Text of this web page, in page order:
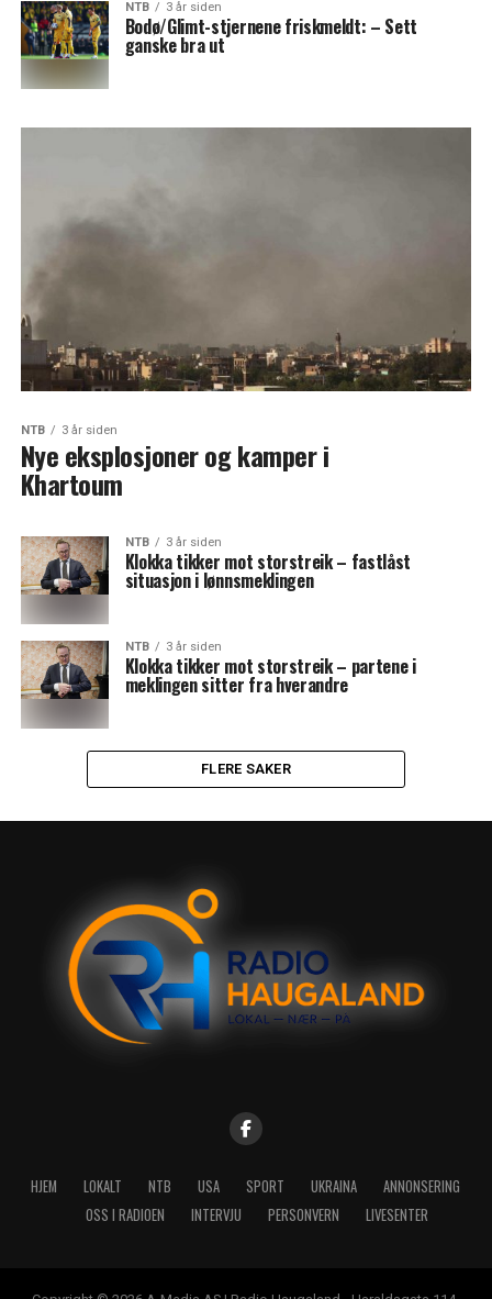
NTB 3 år siden
Bodø/Glimt-stjernene friskmeldt: – Sett
ganske bra ut
NTB 3 år siden
Nye eksplosjoner og kamper i
Khartoum
NTB 3 år siden
Klokka tikker mot storstreik – fastlåst
situasjon i lønnsmeklingen
NTB 3 år siden
Klokka tikker mot storstreik – partene i
meklingen sitter fra hverandre
FLERE SAKER
HJEM LOKALT NTB USA SPORT UKRAINA
ANNONSERING
OSS I RADIOEN
INTERVJU PERSONVERN LIVESENTER